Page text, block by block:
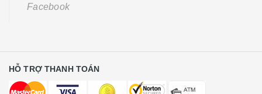
Facebook
HỖ TRỢ THANH TOÁN